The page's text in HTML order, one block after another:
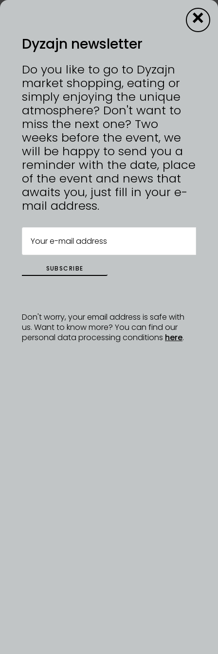
13—14/9/2025 | VÝSTAVIŠTĚ PRAHA, HOLEŠOVICE
Spojením letité praxe v oboru a mladistvé
kreativity, Vám tímto nabízíme kvalitní oděvy z
malé rodinné krejčovské dílny v Českém ráji.
Šijeme zboží z kvalitních látek, upřednostňujeme
Českou výrobu materiálů, zejména přírodní
materiály. Snažíme se o tvoření originální módy s
nápadem, v precizním střihu a provedení. Výroba
udržitelných oděvů pro běžnou a městskou
módu. Mona Collections
Dyzajn newsletter
Do you like to go to Dyzajn
market shopping, eating or
simply enjoying the unique
atmosphere? Don't want to
miss the next one? Two
weeks before the event, we
will be happy to send you a
reminder with the date, place
of the event and news that
awaits you, just fill in your e-
mail address.
SUBSCRIBE
Don't worry, your email address is safe with
us. Want to know more? You can find our
personal data processing conditions here.
×